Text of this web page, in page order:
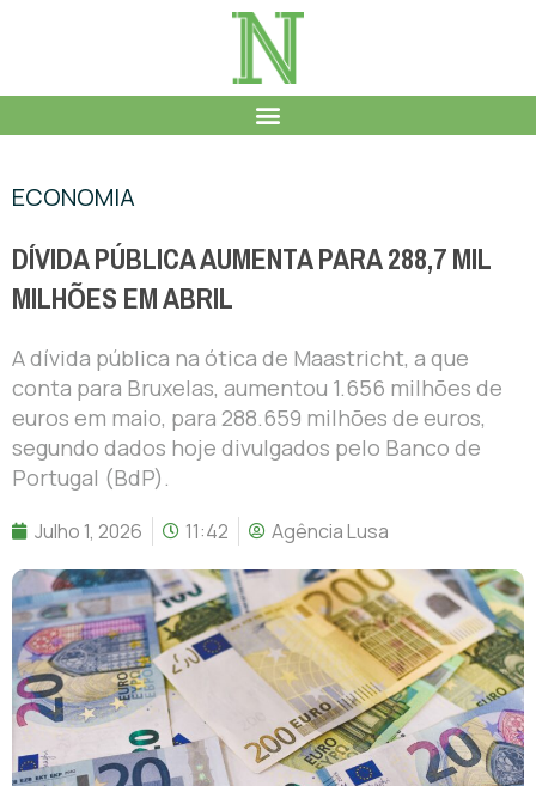
ECONOMIA
DÍVIDA PÚBLICA AUMENTA PARA 288,7 MIL
MILHÕES EM ABRIL
A dívida pública na ótica de Maastricht, a que
conta para Bruxelas, aumentou 1.656 milhões de
euros em maio, para 288.659 milhões de euros,
segundo dados hoje divulgados pelo Banco de
Portugal (BdP).
Julho 1, 2026 11:42 Agência Lusa